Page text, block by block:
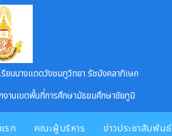
รียนนางแดดวังชมภูวิทยา รัชมังคลาภิเษก
งานเขตพื้นที่การศึกษามัธยมศึกษาชัยภูมิ
รก คณะผู้บริหาร ข่าวประชาสัมพันธ์